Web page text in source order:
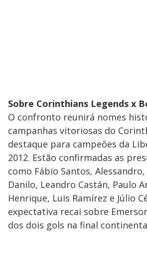
Sobre Corinthians Legends x
O confronto reunirá nomes
campanhas vitoriosas do
destaque para campeões da
2012. Estão confirmadas as
como Fábio Santos,
Danilo, Leandro Castán, Paulo
Henrique, Luis Ramírez e Júlio
expectativa recai sobre
dos dois gols na final